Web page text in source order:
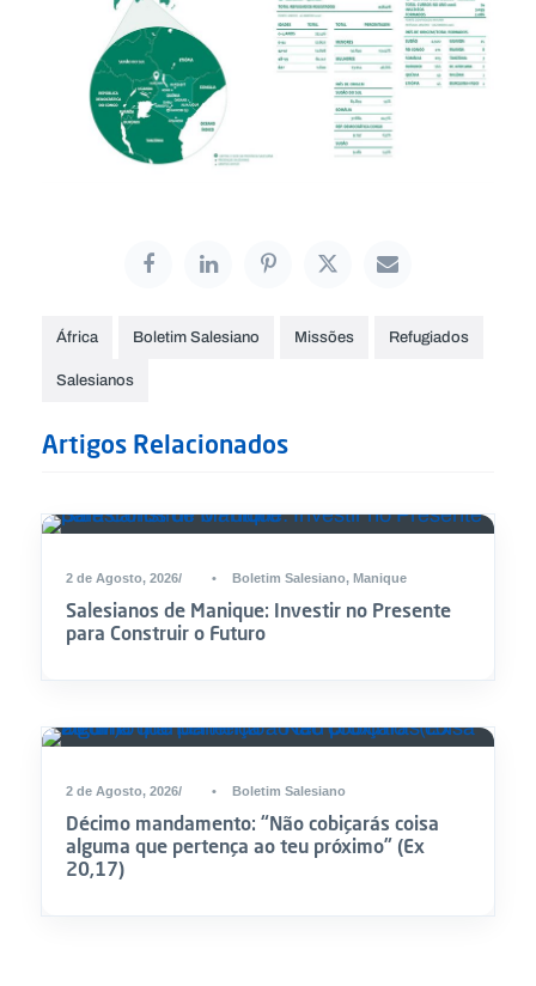
África Boletim Salesiano Missões
Refugiados
Salesianos
Artigos Relacionados
2 de Agosto, 2026 • Boletim Salesiano, Manique
Salesianos de Manique: Investir no Presente
para Construir o Futuro
2 de Agosto, 2026 • Boletim Salesiano
Décimo mandamento: “Não cobiçarás coisa
alguma que pertença ao teu próximo” (Ex
20,17)